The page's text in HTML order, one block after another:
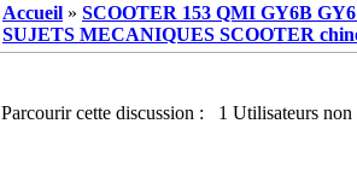
Accueil » SCOOTER 153 QMI GY6B
SUJETS MECANIQUES SCOOTER
Parcourir cette discussion : 1 Utilisateurs non